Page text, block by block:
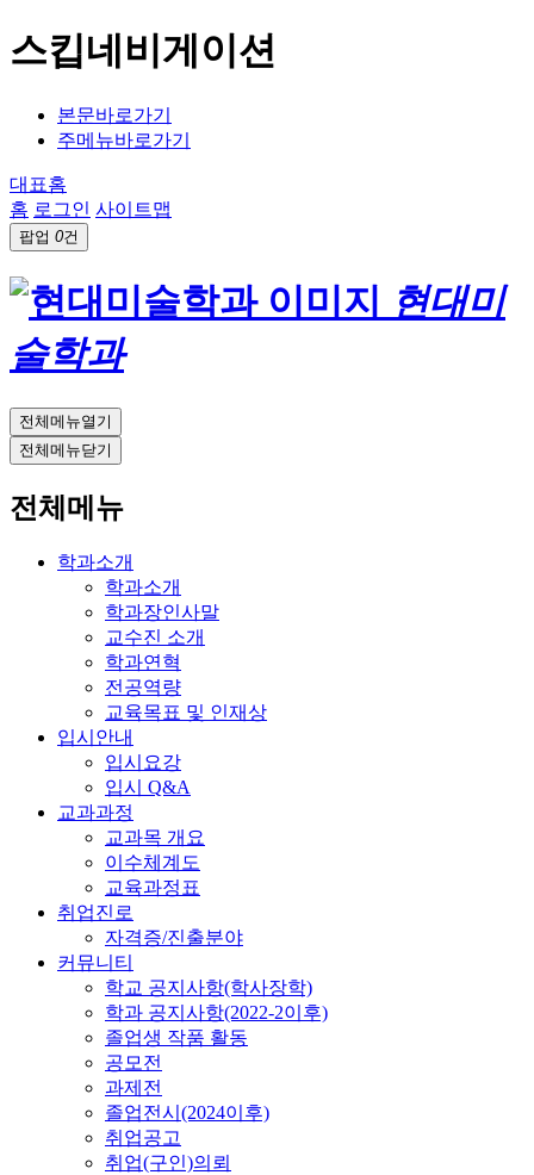
스킵네비게이션
본문바로가기
주메뉴바로가기
대표홈
홈 로그인 사이트맵
팝업 0건
현대미
술학과
전체메뉴열기
전체메뉴닫기
전체메뉴
학과소개
학과소개
학과장인사말
교수진 소개
학과연혁
전공역량
교육목표 및 인재상
입시안내
입시요강
입시 Q&A
교과과정
교과목 개요
이수체계도
교육과정표
취업진로
자격증/진출분야
커뮤니티
학교 공지사항(학사장학)
학과 공지사항(2022-2이후)
졸업생 작품 활동
공모전
과제전
졸업전시(2024이후)
취업공고
취업(구인)의뢰